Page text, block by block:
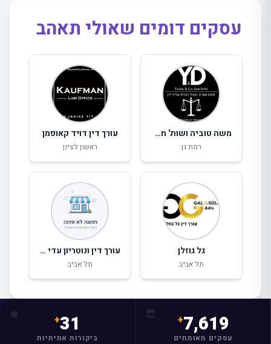
מצאו לי עסק
עסקים דומים שאולי תאהב
משה טוביה ושות' חברת עורכי דין
רמת גן
עורך דין דויד קאופמן
ראשון לציון
גל גוזלן
תל אביב
עורך דין ונוטריון עדי ספקטור
תל אביב
7,619
עסקים מאומתים
31
ביקורות אמיתיות